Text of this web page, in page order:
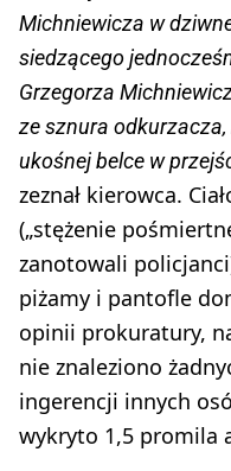
Michniewicza w
siedzącego
Grzegorza
ze sznura
ukośnej belce w
zeznał kierowca.
(„stężenie
zanotowali
piżamy i pantofle
opinii prokuratury,
nie znaleziono
ingerencji innych
wykryto 1,5 promila